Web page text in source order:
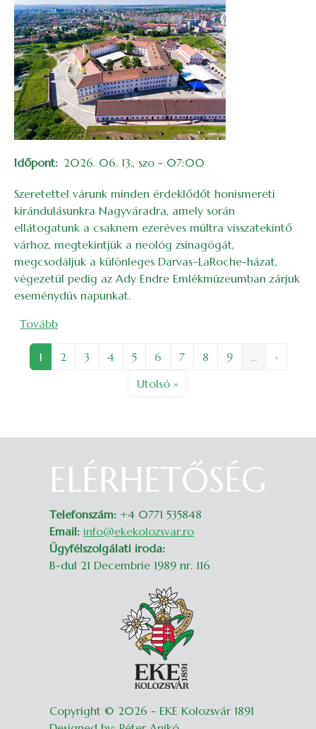
Időpont 2026. 06. 13., szo - 07:00
Szeretettel várunk minden érdeklődőt honismereti
kirándulásunkra Nagyváradra, amely során
ellátogatunk a csaknem ezeréves múltra visszatekintő
várhoz, megtekintjük a neológ zsinagógát,
megcsodáljuk a különleges Darvas–LaRoche-házat,
végezetül pedig az Ady Endre Emlékmúzeumban zárjuk
eseménydús napunkat.
Tovább(Honismereti kirándulás Nagyváradra)
Oldalszámozás
Oldal
1 Oldal
2 Oldal
3 Oldal
4 Oldal
5 Oldal
6 Oldal
7 Oldal
8 Oldal
9 …
›
Utolsó oldal
Utolsó »
ELÉRHETŐSÉG
Telefonszám: +4 0771 535848
Email: info@ekekolozsvar.ro
Ügyfélszolgálati iroda:
B-dul 21 Decembrie 1989 nr. 116
Copyright © 2026 - EKE Kolozsvár 1891